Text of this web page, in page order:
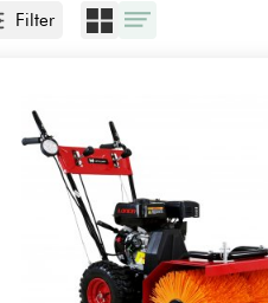
Filter